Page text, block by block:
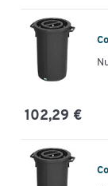
102,29 €